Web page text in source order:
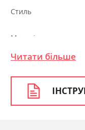
Стиль
Матеріал
Читати більше